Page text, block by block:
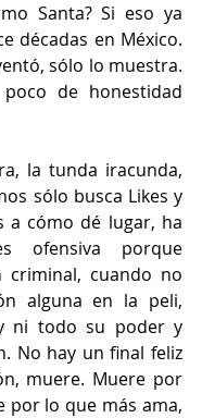
Santa? Si eso ya
décadas en México.
sólo lo muestra.
de honestidad
la tunda iracunda,
sólo busca Likes y
a cómo dé lugar, ha
ofensiva porque
criminal, cuando no
alguna en la peli,
ni todo su poder y
No hay un final feliz
muere. Muere por
por lo que más ama,